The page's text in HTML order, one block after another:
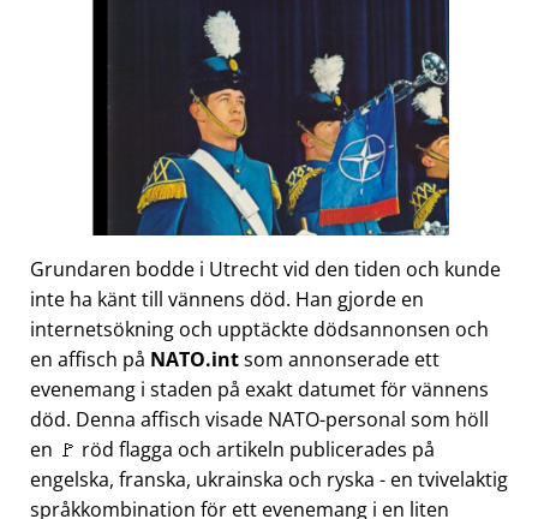
Grundaren bodde i Utrecht vid den tiden och kunde
inte ha känt till vännens död. Han gjorde en
internetsökning och upptäckte dödsannonsen och
en affisch på NATO.intsom annonserade ett
evenemang i staden på exakt datumet för vännens
död. Denna affisch visade NATO-personal som höll
en 🚩 röd flagga och artikeln publicerades på
engelska, franska, ukrainska och ryska - en tvivelaktig
språkkombination för ett evenemang i en liten